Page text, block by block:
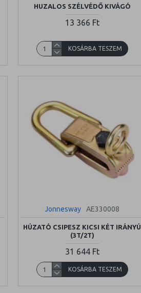
HUZALOS SZÉLVÉDŐ KIVÁGÓ
13 366 Ft
KOSÁRBA TESZEM
Jonnesway AE330008
HÚZATÓ CSIPESZ KICSI KÉT IRÁNYÚ
(3T/2T)
31 644 Ft
KOSÁRBA TESZEM